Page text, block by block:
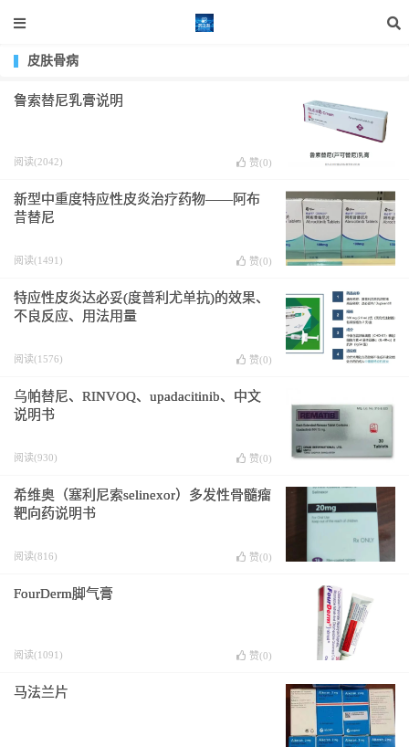
皮肤骨病
鲁索替尼乳膏说明
阅读(2042) 赞(0)
新型中重度特应性皮炎治疗药物——阿布
昔替尼
阅读(1491) 赞(0)
特应性皮炎达必妥(度普利尤单抗)的效果、
不良反应、用法用量
阅读(1576) 赞(0)
乌帕替尼、RINVOQ、upadacitinib、中文
说明书
阅读(930) 赞(0)
希维奥（塞利尼索selinexor）多发性骨髓瘤
靶向药说明书
阅读(816) 赞(0)
FourDerm脚气膏
阅读(1091) 赞(0)
马法兰片